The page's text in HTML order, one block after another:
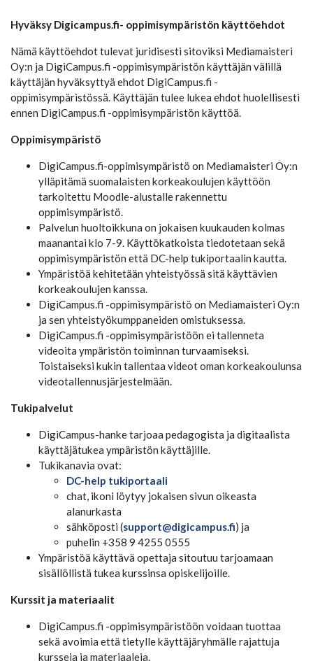
Hyväksy Digicampus.fi- oppimisympäristön käyttöehdot
Nämä käyttöehdot tulevat juridisesti sitoviksi Mediamaisteri
Oy:n ja DigiCampus.fi -oppimisympäristön käyttäjän välillä
käyttäjän hyväksyttyä ehdot DigiCampus.fi -
oppimisympäristössä. Käyttäjän tulee lukea ehdot huolellisesti
ennen DigiCampus.fi -oppimisympäristön käyttöä.
Oppimisympäristö
DigiCampus.fi-oppimisympäristö on Mediamaisteri Oy:n
ylläpitämä suomalaisten korkeakoulujen käyttöön
tarkoitettu Moodle-alustalle rakennettu
oppimisympäristö.
Palvelun huoltoikkuna on jokaisen kuukauden kolmas
maanantai klo 7-9. Käyttökatkoista tiedotetaan sekä
oppimisympäristön että DC-help tukiportaalin kautta.
Ympäristöä kehitetään yhteistyössä sitä käyttävien
korkeakoulujen kanssa.
DigiCampus.fi -oppimisympäristö on Mediamaisteri Oy:n
ja sen yhteistyökumppaneiden omistuksessa.
DigiCampus.fi -oppimisympäristöön ei tallenneta
videoita ympäristön toiminnan turvaamiseksi.
Toistaiseksi kukin tallentaa videot oman korkeakoulunsa
videotallennusjärjestelmään.
Tukipalvelut
DigiCampus-hanke tarjoaa pedagogista ja digitaalista
käyttäjätukea ympäristön käyttäjille.
Tukikanavia ovat:
DC-help tukiportaali
chat, ikoni löytyy jokaisen sivun oikeasta
alanurkasta
sähköposti (support@digicampus.fi) ja
puhelin +358 9 4255 0555
Ympäristöä käyttävä opettaja sitoutuu tarjoamaan
sisällöllistä tukea kurssinsa opiskelijoille.
Kurssit ja materiaalit
DigiCampus.fi -oppimisympäristöön voidaan tuottaa
sekä avoimia että tietylle käyttäjäryhmälle rajattuja
kursseja ja materiaaleja.